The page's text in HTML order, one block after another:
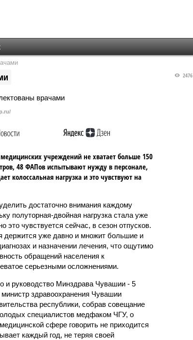
2476
учреждений не хватает больше 150
48 ФАПов испытывают нужду в персонале,
колоссальная нагрузка и это чувствуют на
достаточно внимания каждому
полуторная-двойная нагрузка стала уже
это чувствуется сейчас, в сезон отпусков.
держится уже давно и множит большие и
и назначении лечения, что ощутимо
обращений населения к
серьезными осложнениями.
и руководство Минздрава Чувашии - 5
здравоохранения Чувашии
республики, собрав совещание
специалистов медфаком ЧГУ, о
сфере говорить не приходится
каждый год, не теряя своей